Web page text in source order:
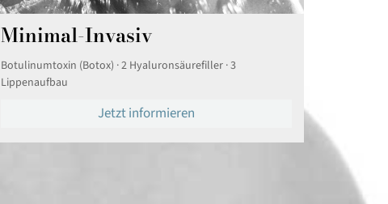
Minimal-Invasiv
Botulinumtoxin (Botox) · 2 Hyaluronsäurefiller · 3
Lippenaufbau
Jetzt informieren